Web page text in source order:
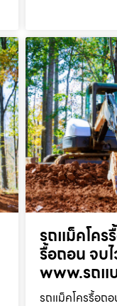
รถแม็คโค
รื้อถอน จบไ
www.รถแ
รถแม็คโครรื้อถ